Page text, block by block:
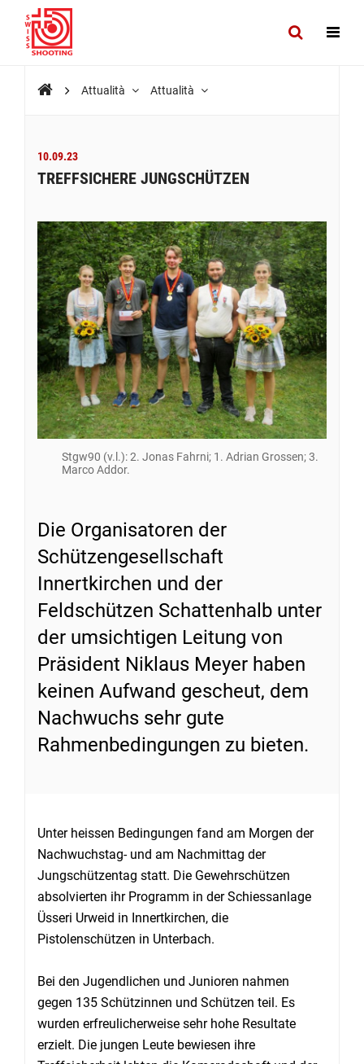
Attualità Attualità
10.09.23
TREFFSICHERE JUNGSCHÜTZEN
Stgw90 (v.l.): 2. Jonas Fahrni; 1. Adrian Grossen; 3.
Marco Addor.
Die Organisatoren der
Schützengesellschaft
Innertkirchen und der
Feldschützen Schattenhalb unter
der umsichtigen Leitung von
Präsident Niklaus Meyer haben
keinen Aufwand gescheut, dem
Nachwuchs sehr gute
Rahmenbedingungen zu bieten.
Unter heissen Bedingungen fand am Morgen der
Nachwuchstag- und am Nachmittag der
Jungschützentag statt. Die Gewehrschützen
absolvierten ihr Programm in der Schiessanlage
Üsseri Urweid in Innertkirchen, die
Pistolenschützen in Unterbach.
Bei den Jugendlichen und Junioren nahmen
gegen 135 Schützinnen und Schützen teil. Es
wurden erfreulicherweise sehr hohe Resultate
erzielt. Die jungen Leute bewiesen ihre